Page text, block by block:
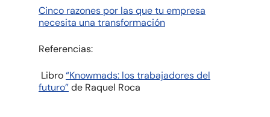
Cinco razones por las que tu empresa
necesita una transformación
Referencias:
Libro“Knowmads: los trabajadores del
futuro”de Raquel Roca